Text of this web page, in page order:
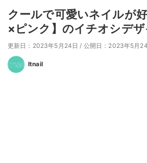
クールで可愛いネイルが
×ピンク】のイチオシデザ
更新日：2023年5月24日 / 公開日：2023年5月
Itnail